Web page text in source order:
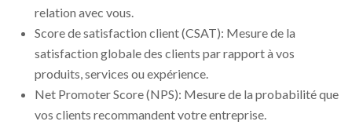
relation avec vous.
Score de satisfaction client (CSAT): Mesure de la
satisfaction globale des clients par rapport à vos
produits, services ou expérience.
Net Promoter Score (NPS): Mesure de la probabilité que
vos clients recommandent votre entreprise.